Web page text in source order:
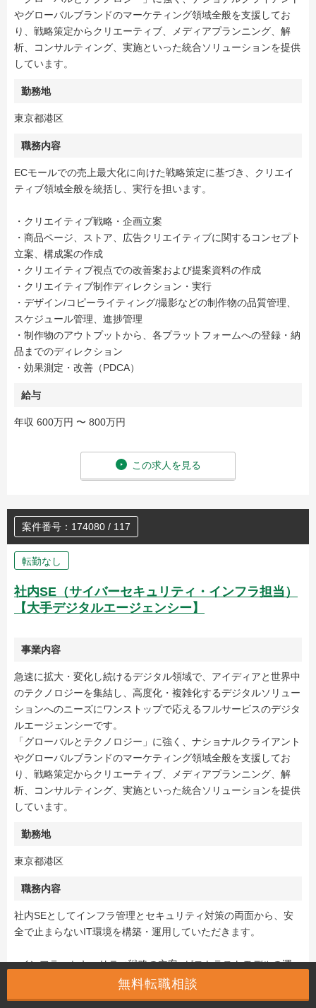
やグローバルブランドのマーケティング領域全般を支援してお
り、戦略策定からクリエーティブ、メディアプランニング、解
析、コンサルティング、実施といった統合ソリューションを提供
しています。
勤務地
東京都港区
職務内容
ECモールでの売上最大化に向けた戦略策定に基づき、クリエイ
ティブ領域全般を統括し、実行を担います。
・クリエイティブ戦略・企画立案
・商品ページ、ストア、広告クリエイティブに関するコンセプト
立案、構成案の作成
・クリエイティブ視点での改善案および提案資料の作成
・クリエイティブ制作ディレクション・実行
・デザイン/コピーライティング/撮影などの制作物の品質管理、
スケジュール管理、進捗管理
・制作物のアウトプットから、各プラットフォームへの登録・納
品までのディレクション
・効果測定・改善（PDCA）
給与
年収 600万円 〜 800万円
この求人を見る
案件番号：174080 / 117
転勤なし
社内SE（サイバーセキュリティ・インフラ担当）
【大手デジタルエージェンシー】
事業内容
急速に拡大・変化し続けるデジタル領域で、アイディアと世界中
のテクノロジーを集結し、高度化・複雑化するデジタルソリュー
ションへのニーズにワンストップで応えるフルサービスのデジタ
ルエージェンシーです。
「グローバルとテクノロジー」に強く、ナショナルクライアント
やグローバルブランドのマーケティング領域全般を支援してお
り、戦略策定からクリエーティブ、メディアプランニング、解
析、コンサルティング、実施といった統合ソリューションを提供
しています。
勤務地
東京都港区
職務内容
社内SEとしてインフラ管理とセキュリティ対策の両面から、安
全で止まらないIT環境を構築・運用していただきます。
●インフラ・セキュリティ戦略の立案: ゼロトラストモデルの運
用、ハイブリッドクラウド環境の最適化
●セキュリティガバナンスの構築: 規程の整備、SOCおよび
無料転職相談